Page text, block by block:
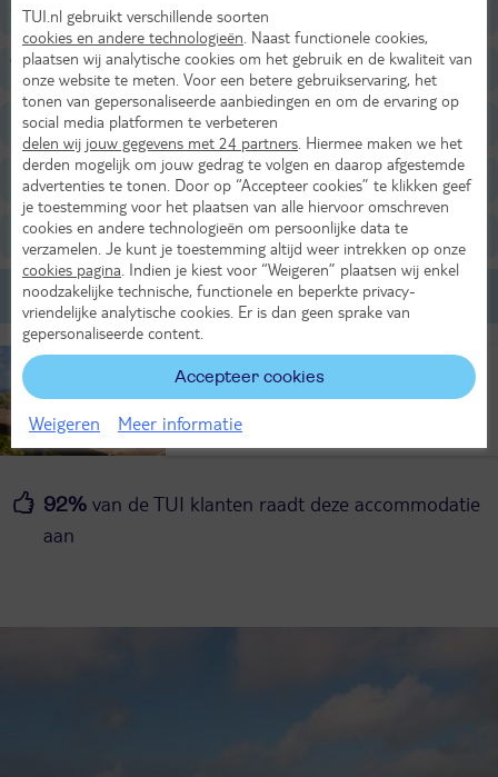
Overige informatie
Verzorging
Belangrijke informatie
Niet Inbegrepen (ter plaatse betalen)
Huurauto
Reisleiding in je accommodatie
Ontdek TUI Workation
Deze accommodatie is geschikt voor een
Workation.
92%van de TUI klanten raadt deze accommodatie
aan
TUI.nl gebruikt verschillende soorten
cookies en andere technologieën . Naast functionele cookies,
plaatsen wij analytische cookies om het gebruik en de kwaliteit van
onze website te meten. Voor een betere gebruikservaring, het
tonen van gepersonaliseerde aanbiedingen en om de ervaring op
social media platformen te verbeteren
delen wij jouw gegevens met 24 partners . Hiermee maken we het
derden mogelijk om jouw gedrag te volgen en daarop afgestemde
advertenties te tonen. Door op “Accepteer cookies” te klikken geef
je toestemming voor het plaatsen van alle hiervoor omschreven
cookies en andere technologieën om persoonlijke data te
verzamelen. Je kunt je toestemming altijd weer intrekken op onze
cookies pagina . Indien je kiest voor “Weigeren” plaatsen wij enkel
noodzakelijke technische, functionele en beperkte privacy-
vriendelijke analytische cookies. Er is dan geen sprake van
gepersonaliseerde content.
Accepteer cookies
Weigeren Meer informatie